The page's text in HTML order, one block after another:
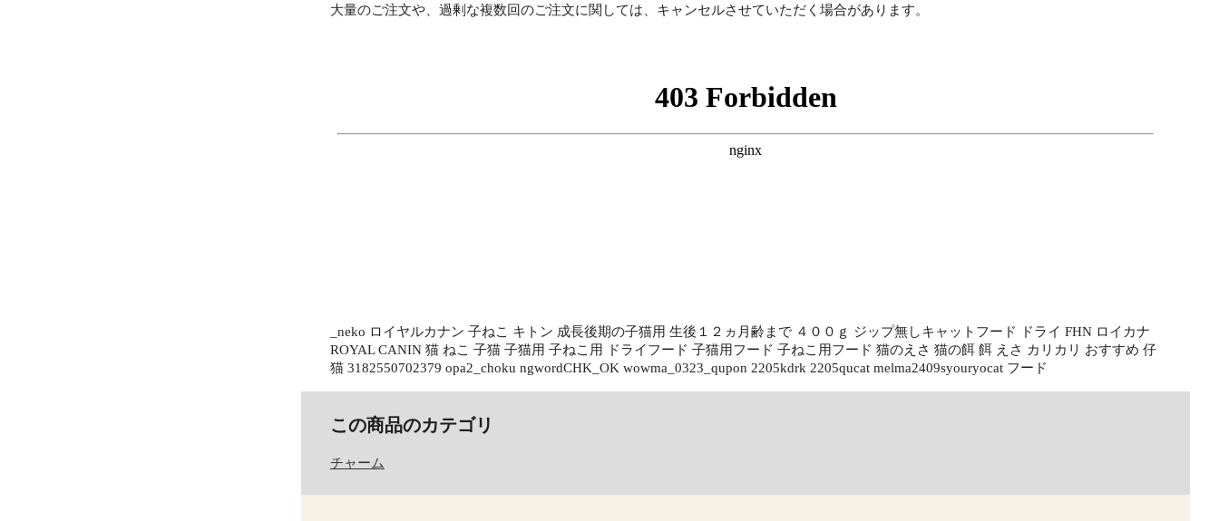
大量のご注文や、過剰な複数回のご注文に関しては、キャンセルさせていただく場合があります。
_neko ロイヤルカナン 子ねこ キトン 成長後期の子猫用 生後１２ヵ月齢まで ４００ｇ ジップ無しキャットフード ドライ FHN ロイカナ
ROYAL CANIN 猫 ねこ 子猫 子猫用 子ねこ用 ドライフード 子猫用フード 子ねこ用フード 猫のえさ 猫の餌 餌 えさ カリカリ おすすめ 仔
猫 3182550702379 opa2_choku ngwordCHK_OK wowma_0323_qupon 2205kdrk 2205qucat melma2409syouryocat フード
この商品のカテゴリ
チャーム